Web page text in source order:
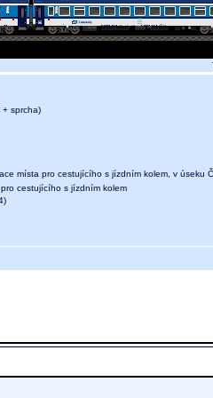
sprcha)
místa pro cestujícího s jízdním kolem, v úseku
cestujícího s jízdním kolem